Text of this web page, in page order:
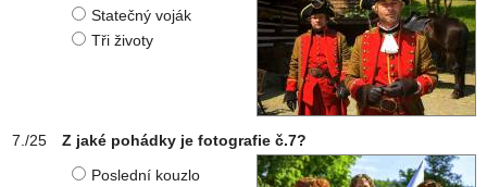
Statečný voják
Tři životy
Z jaké pohádky je fotografie č.7?
Poslední kouzlo